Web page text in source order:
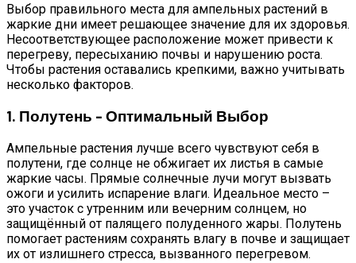
Выбор правильного места для ампельных растений в
жаркие дни имеет решающее значение для их здоровья.
Несоответствующее расположение может привести к
перегреву, пересыханию почвы и нарушению роста.
Чтобы растения оставались крепкими, важно учитывать
несколько факторов.
1. Полутень – Оптимальный Выбор
Ампельные растения лучше всего чувствуют себя в
полутени, где солнце не обжигает их листья в самые
жаркие часы. Прямые солнечные лучи могут вызвать
ожоги и усилить испарение влаги. Идеальное место –
это участок с утренним или вечерним солнцем, но
защищённый от палящего полуденного жары. Полутень
помогает растениям сохранять влагу в почве и защищает
их от излишнего стресса, вызванного перегревом.